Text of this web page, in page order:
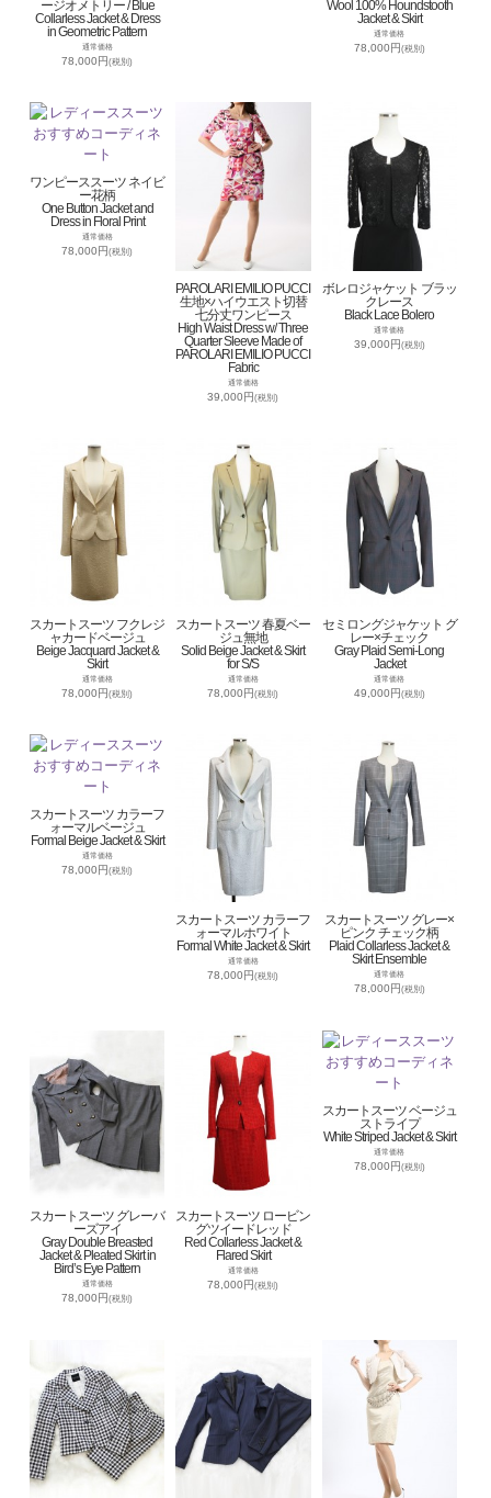
ージオメトリー / Blue
Collarless Jacket & Dress
in Geometric Pattern
通常価格
78,000円(税別)
Wool 100% Houndstooth
Jacket & Skirt
通常価格
78,000円(税別)
ワンピーススーツ ネイビ
ー花柄
One Button Jacket and
Dress in Floral Print
通常価格
78,000円(税別)
PAROLARI EMILIO PUCCI
生地×ハイウエスト切替
七分丈ワンピース
High Waist Dress w/ Three
Quarter Sleeve Made of
PAROLARI EMILIO PUCCI
Fabric
通常価格
39,000円(税別)
ボレロジャケット ブラッ
クレース
Black Lace Bolero
通常価格
39,000円(税別)
スカートスーツ フクレジ
ャカードベージュ
Beige Jacquard Jacket &
Skirt
通常価格
78,000円(税別)
スカートスーツ 春夏ベー
ジュ無地
Solid Beige Jacket & Skirt
for S/S
通常価格
78,000円(税別)
セミロングジャケット グ
レー×チェック
Gray Plaid Semi-Long
Jacket
通常価格
49,000円(税別)
スカートスーツ カラーフ
ォーマルベージュ
Formal Beige Jacket & Skirt
通常価格
78,000円(税別)
スカートスーツ カラーフ
ォーマルホワイト
Formal White Jacket & Skirt
通常価格
78,000円(税別)
スカートスーツ グレー×
ピンク チェック柄
Plaid Collarless Jacket &
Skirt Ensemble
通常価格
78,000円(税別)
スカートスーツ グレーバ
ーズアイ
Gray Double Breasted
Jacket & Pleated Skirt in
Bird’s Eye Pattern
通常価格
78,000円(税別)
スカートスーツ ロービン
グツイードレッド
Red Collarless Jacket &
Flared Skirt
通常価格
78,000円(税別)
スカートスーツ ベージュ
ストライプ
White Striped Jacket & Skirt
通常価格
78,000円(税別)